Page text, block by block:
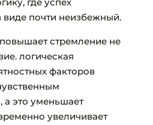
виде почти неизбежный.
стремление не
логическая
факторов
это уменьшает
увеличивает